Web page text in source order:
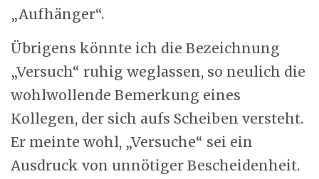
„Aufhänger“.
Übrigens könnte ich die Bezeichnung
„Versuch“ ruhig weglassen, so neulich die
wohlwollende Bemerkung eines
Kollegen, der sich aufs Scheiben versteht.
Er meinte wohl, „Versuche“ sei ein
Ausdruck von unnötiger Bescheidenheit.